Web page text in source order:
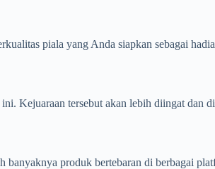
piala yang Anda siapkan sebagai
Kejuaraan tersebut akan lebih diingat dan
produk bertebaran di berbagai